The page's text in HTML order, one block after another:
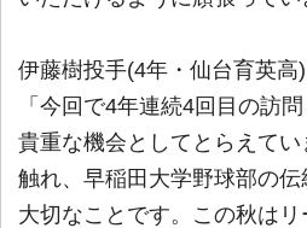
伊藤樹投手(4年・仙台育英高)
「今回で4年連続4回目の訪
貴重な機会としてとらえて
触れ、早稲田大学野球部の伝
大切なことです。この秋は